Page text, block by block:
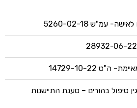
עמ"ש 5260-02-18
14729-10-22
טיפול בהורים – טענת התיישנות